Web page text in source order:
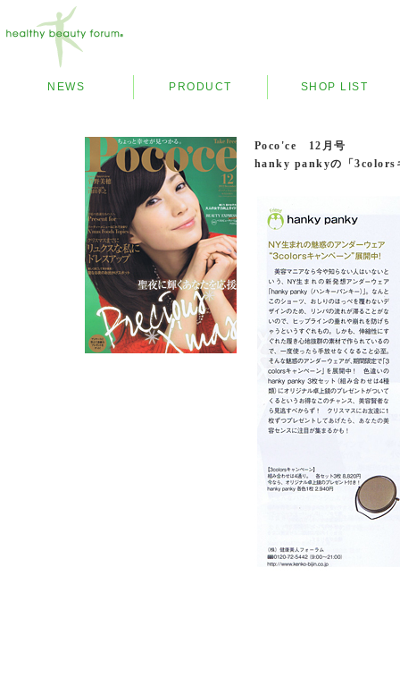
NEWS PRODUCT SHOP LIST
Poco'ce 12月号
hanky pankyの「3colors